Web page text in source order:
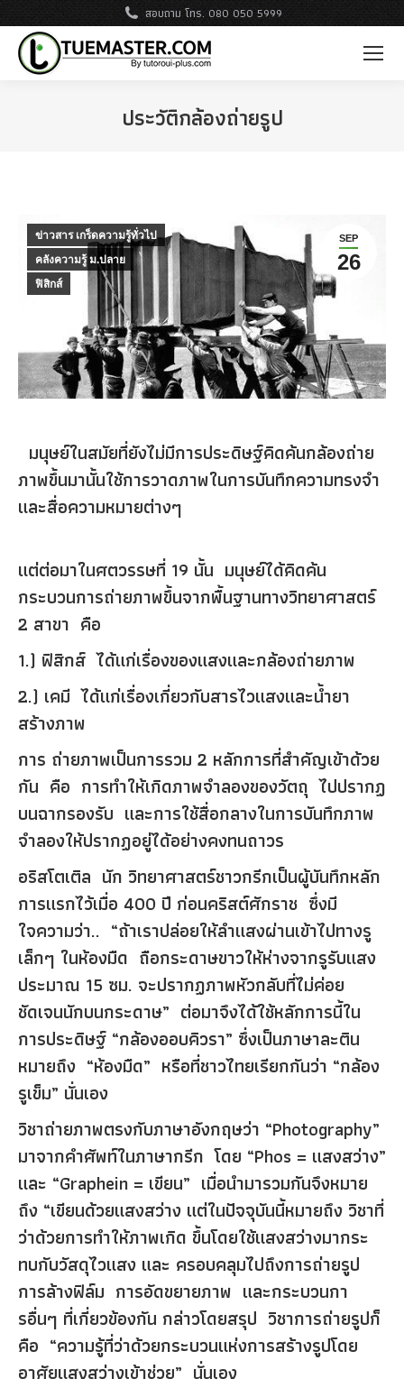
สอบถาม โทร. 080 050 5999
ประวัติกล้องถ่ายรูป
SEP
26
ข่าวสาร เกร็ดความรู้ทั่วไป
คลังความรู้ ม.ปลาย
ฟิสิกส์
มนุษย์ในสมัยที่ยังไม่มีการประดิษฐ์คิดค้นกล้องถ่าย
ภาพขึ้นมานั้นใช้การวาดภาพในการบันทึกความทรงจำ
และสื่อความหมายต่างๆ
แต่ต่อมาในศตวรรษที่ 19 นั้น มนุษย์ได้คิดค้น
กระบวนการถ่ายภาพขึ้นจากพื้นฐานทางวิทยาศาสตร์
2 สาขา คือ
1.) ฟิสิกส์ ได้แก่เรื่องของแสงและกล้องถ่ายภาพ
2.) เคมี ได้แก่เรื่องเกี่ยวกับสารไวแสงและน้ำยา
สร้างภาพ
การ ถ่ายภาพเป็นการรวม 2 หลักการที่สำคัญเข้าด้วย
กัน คือ การทำให้เกิดภาพจำลองของวัตถุ ไปปรากฏ
บนฉากรองรับ และการใช้สื่อกลางในการบันทึกภาพ
จำลองให้ปรากฏอยู่ได้อย่างคงทนถาวร
อริสโตเติล นัก วิทยาศาสตร์ชาวกรีกเป็นผู้บันทึกหลัก
การแรกไว้เมื่อ 400 ปี ก่อนคริสต์ศักราช ซึ่งมี
ใจความว่า.. “ถ้าเราปล่อยให้ลำแสงผ่านเข้าไปทางรู
เล็กๆ ในห้องมืด ถือกระดาษขาวให้ห่างจากรูรับแสง
ประมาณ 15 ซม. จะปรากฏภาพหัวกลับที่ไม่ค่อย
ชัดเจนนักบนกระดาษ” ต่อมาจึงได้ใช้หลักการนี้ใน
การประดิษฐ์ “กล้องออบคิวรา” ซึ่งเป็นภาษาละติน
หมายถึง “ห้องมืด” หรือที่ชาวไทยเรียกกันว่า “กล้อง
รูเข็ม” นั่นเอง
วิชาถ่ายภาพตรงกับภาษาอังกฤษว่า “Photography”
มาจากคำศัพท์ในภาษากรีก โดย “Phos = แสงสว่าง”
และ “Graphein = เขียน” เมื่อนำมารวมกันจึงหมาย
ถึง “เขียนด้วยแสงสว่าง แต่ในปัจจุบันนี้หมายถึง วิชาที่
ว่าด้วยการทำให้ภาพเกิด ขึ้นโดยใช้แสงสว่างมากระ
ทบกับวัสดุไวแสง และ ครอบคลุมไปถึงการถ่ายรูป
การล้างฟิล์ม การอัดขยายภาพ และกระบวนกา
รอื่นๆ ที่เกี่ยวข้องกัน กล่าวโดยสรุป วิชาการถ่ายรูปก็
คือ “ความรู้ที่ว่าด้วยกระบวนแห่งการสร้างรูปโดย
อาศัยแสงสว่างเข้าช่วย” นั่นเอง